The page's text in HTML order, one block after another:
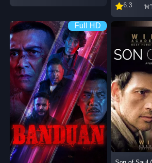
6.3 พ
Full HD